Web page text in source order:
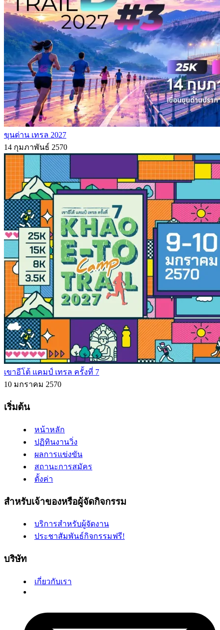
ขุนด่าน เทรล 2027
14 กุมภาพันธ์ 2570
เขาอีโต้ แคมป์ เทรล ครั้งที่ 7
10 มกราคม 2570
เริ่มต้น
หน้าหลัก
ปฏิทินงานวิ่ง
ผลการแข่งขัน
สถานะการสมัคร
ตั้งค่า
สำหรับเจ้าของหรือผู้จัดกิจกรรม
บริการสำหรับผู้จัดงาน
ประชาสัมพันธ์กิจกรรมฟรี!
บริษัท
เกี่ยวกับเรา